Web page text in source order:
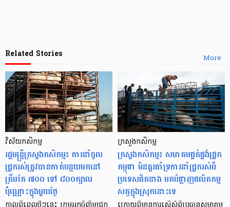
More
Related Stories
វិស័យកសិកម្ម
រដ្ឋមន្ត្រីក្រសួងកសិកម្ម៖ ការនាំចូល
ជ្រូករស់ត្រូវបានកាត់បន្ថយមកនៅ
ត្រឹមតែ ៧០០ ទៅ ៨០០ក្បាល
ប៉ុណ្ណោះក្នុងមួយថ្ងៃ
ក្រសួងកសិកម្ម
ក្រសួងកសិកម្ម៖ សមាគមផ្គត់ផ្គង់ជ្រូក
កម្ពុជា មិនគួរគាំទ្រការនាំជ្រូករស់ពី
ប្រទេសជិតខាង មកបំផ្លាញផលិតកម្ម
សត្វក្នុងស្រុកនោះទេ